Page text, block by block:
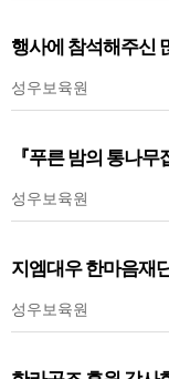
행사에 참석해주신
성우보육원
『푸른 밤의 통나무
성우보육원
지엠대우 한마음재
성우보육원